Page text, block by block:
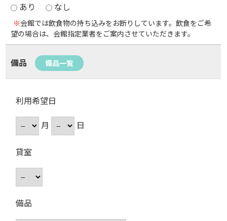
あり
なし
※会館では飲食物の持ち込みをお断りしています。飲食をご希
望の場合は、会館指定業者をご案内させていただきます。
備品 備品一覧
利用希望日
月
日
貸室
備品